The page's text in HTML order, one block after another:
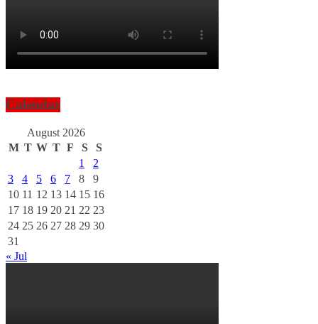
Calendar
August 2026
M T W T F S
S
1
2
3
4 5 6 7 8
9
10 11 12 13 14 15 16
17 18 19 20 21 22 23
24 25 26 27 28 29 30
31
« Jul